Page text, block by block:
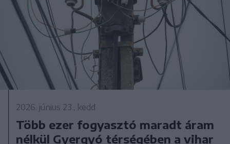
2026. június 23., kedd
Több ezer fogyasztó maradt áram
nélkül Gyergyó térségében a vihar